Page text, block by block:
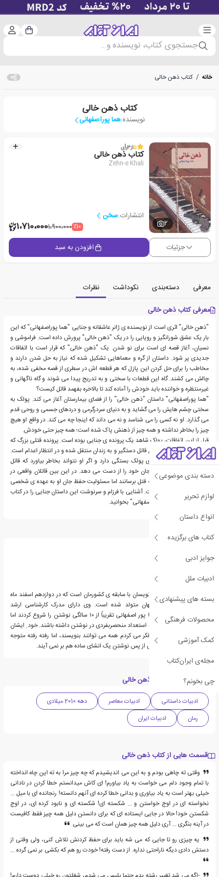
دسته‌بندی سبد
جستجوی کتاب، نویسنده و...
دسته بندی موضوعی
لوازم تحریر
انواع داستان
کتاب های برگزیده
جوایز ادبی
ادبیات ملل
بسته های پیشنهادی
محصولات فرهنگی
کمک آموزشی
مجله‌ی ایران‌کتاب
چی بخونم؟
خانه / کتاب ذهن خالی
کتاب ذهن خالی
نویسنده:هما پوراصفهانی
2
5از3رأی
کتاب ذهن خالی
Zehn-e Khali
انتشارات:سخن
٪101،900،0001،710،000
جزئیات افزودن به سبد
معرفی دسته‌بندی نکوداشت
نظرات
معرفی کتاب ذهن خالی
"ذهن خالی" اثری است از نویسنده ی ژانر عاشقانه و جنایی "هما پوراصفهانی" که این
بار یک عشق شورانگیز و رویایی را در یک "ذهن خالی" پرورش داده است. فراموشی و
نسیان، آغاز قصه ای است برای نو شدن. یک "ذهن خالی" که قرار است با اتفاقات
جدیدی پر شود. داستان از گره و معماهایی تشکیل شده که نیاز به حل شدن دارند و
مخاطب را برای حل کردن این پازل که هر قطعه اش در سطری از قصه مخفی شده، به
چالش می کشند. گاه این قطعات با سختی و به تدریج پیدا می شوند و گاه ناگهانی و
غیرمنتظره و خواننده باید خودش را آماده کند تا بالاخره بفهمد قاتل کیست؟
"هما پوراصفهانی" داستان "ذهن خالی" را از فضای بیمارستان آغاز می کند. پولک به
سختی چشم هایش را می گشاید و به دنیای سردرگرمی و دردهای جسمی و روحی قدم
می گذارد. او نه کسی را می شناسد و نه می داند که اینجا چه می کند. در واقع او هیچ
چیز را بخاطر نداشته و همه چیز از ذهنش پاک شده است؛ همه چیز حتی خودش.
قبل از این اتفاقات، پولک شاهد یک پرونده ی جنایی بوده است. پرونده قتلی بزرگ که
در آن نامزد پولک به عنوان قاتل دستگیر و به زندان منتقل شده و در انتظار اعدام است.
حالا همه چیز به حافظه ی پولک بستگی دارد و اگر او نتواند بخاطر بیاورد که قاتل
حقیقی کیست، نامزد او جان خود را از دست می دهد. در این بین قاتلان واقعی در
صدد هستند تا پولک را به قتل برسانند اما مسئولیت حفظ جان او به عهده ی شخصی
به نام فرزام عظیمی نیاست. آشنایی با فرزام و سرنوشت این داستان جنایی را در کتاب
"ذهن خالی" از "هما پوراصفهانی" بخوانید.
درباره هما پوراصفهانی
هما پور اصفهانی از رُمان نویسان با سابقه ی کشورمان است که در دوازدهم اسفند ماه
سال ۱۳۶۹ در شهر اصفهان متولد شده است. وی دارای مدرک کارشناسی ارشد
روانشناسی می باشد. هما پور اصفهانی تقریباً از ۱۰ سالگی نوشتن را شروع کردند اما
هیچ گاه فکر نمی کردند که استعداد منحصربفردی در نوشتن داشته باشند. خود ِ ایشان
در این زمینه می گویند: فکر می کردم همه می توانند بنویسند، اما رفته رفته متوجه
شدم که خیلی از افراد حتی از پس نوشتن یک انشای ساده هم بر نمی آیند.
دسته بندی های کتاب ذهن خالی
ادبیات داستانی ادبیات معاصر
دهه 2010 میلادی
رمان
ادبیات ایران
قسمت هایی از کتاب ذهن خالی
وقتی ته چاهی بودم و به این می اندیشیدم که چه چیز مرا به ته این چاه انداخته
با تمام وجود دلم می خواست به یاد بیاورم! ای کاش میدانستم خطا کردن در نادانی
خیلی بهتر است به یاد بیاوری و بدانی خطا کرده ای آنهم دانسته! رنجانده ای با میل ...
نخواسته ای در اوج خواستن و ... شکسته ای! شکسته ای و نابود کرده ای، در اوج
شکستن خود! حالا در جایی ایستاده ای که برای دانستن دلیل همه چیز فقط کافیست
در آینه بنگری ... آری دلیل همه چیز همان است که می بینی.
یه چیزی رو تا جایی که می شه باید برای حفظ کردنش تلاش کنی، ولی وقتی از
دستش دادی دیگه ناراحتی نداره. از دست رفته! خودت رو هم که بکشی بر نمی گرده ...